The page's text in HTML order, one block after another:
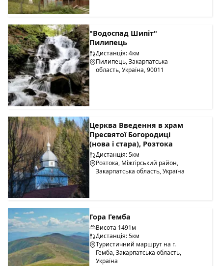
"Водоспад Шипіт"
Пилипець
Дистанція: 4км
Пилипець, Закарпатська
область, Україна, 90011
Церква Введення в храм
Пресвятої Богородиці
(нова і стара), Розтока
Дистанція: 5км
Розтока, Міжгірський район,
Закарпатська область, Україна
Гора Гемба
Висота 1491м
Дистанція: 5км
Туристичний маршрут на г.
Гемба, Закарпатська область,
Україна